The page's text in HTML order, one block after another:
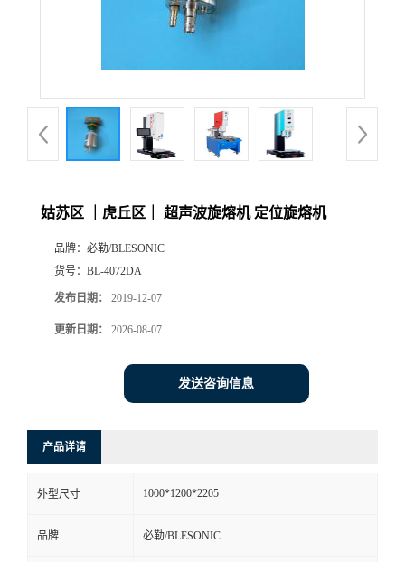
姑苏区 ｜虎丘区｜ 超声波旋熔机 定位旋熔机
品牌： 必勒/BLESONIC
货号： BL-4072DA
发布日期： 2019-12-07
更新日期： 2026-08-07
发送咨询信息
产品详请
外型尺寸 1000*1200*2205
品牌 必勒/BLESONIC